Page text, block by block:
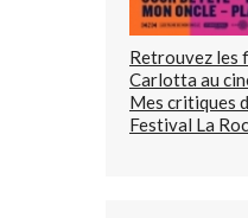
Retrouvez les
Carlotta au
Mes critiques
Festival La